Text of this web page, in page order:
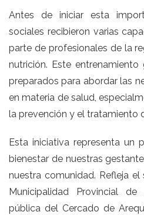
Antes de iniciar esta
sociales recibieron varias
parte de profesionales de la
nutrición. Este
preparados para abordar las
en materia de salud,
la prevención y el tratamiento
Esta iniciativa representa un
bienestar de nuestras
nuestra comunidad. Refleja
Municipalidad Provincial
pública del Cercado de